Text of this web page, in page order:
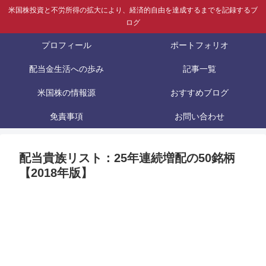
米国株投資と不労所得の拡大により、経済的自由を達成するまでを記録するブ
ログ
プロフィール ポートフォリオ
配当金生活への歩み 記事一覧
米国株の情報源 おすすめブログ
免責事項 お問い合わせ
配当貴族リスト：25年連続増配の50銘柄
【2018年版】